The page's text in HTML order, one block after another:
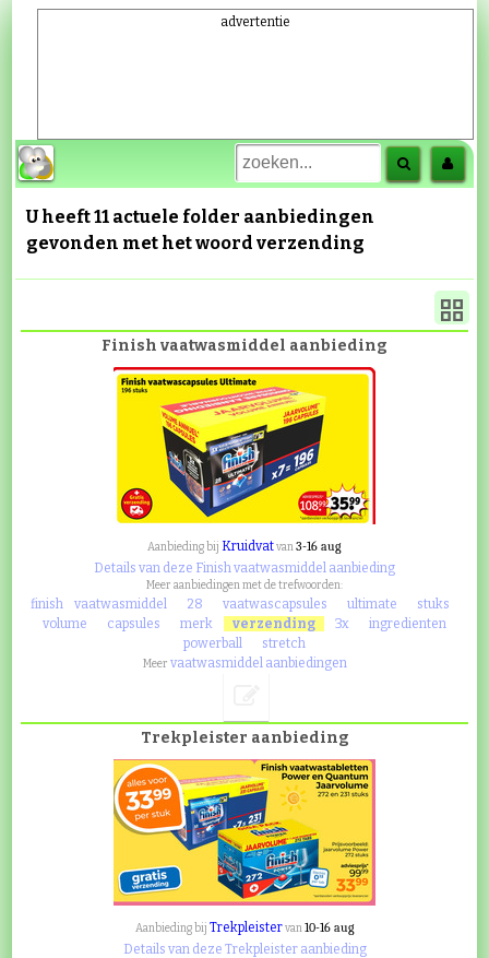
advertentie
U heeft 11 actuele folder aanbiedingen
gevonden met het woordverzending
Finish vaatwasmiddel aanbieding
Aanbieding bij Kruidvatvan3-16 aug
Details van deze Finish vaatwasmiddel aanbieding
Meer aanbiedingen met de trefwoorden:
finish vaatwasmiddel 28 vaatwascapsules ultimate
stuks
volume
capsules merk verzending 3x
ingredienten
powerball
stretch
Meer vaatwasmiddel aanbiedingen
Trekpleister aanbieding
Aanbieding bij Trekpleistervan10-16 aug
Details van deze Trekpleister aanbieding